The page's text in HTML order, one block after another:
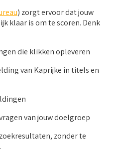
) zorgt ervoor dat jouw
klaar is om te scoren. Denk
die klikken opleveren
van Kaprijke in titels en
van jouw doelgroep
zonder te